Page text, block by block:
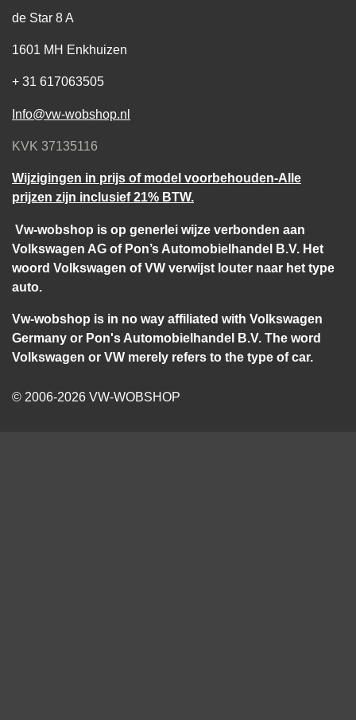
de Star 8 A
1601 MH Enkhuizen
+ 31 617063505
Info@vw-wobshop.nl
KVK 37135116
Wijzigingen in prijs of model voorbehouden-Alle
prijzen zijn inclusief 21% BTW.
Vw-wobshop is op generlei wijze verbonden aan
Volkswagen AG of Pon’s Automobielhandel B.V. Het
woord Volkswagen of VW verwijst louter naar het type
auto.
Vw-wobshop is in no way affiliated with Volkswagen
Germany or Pon's Automobielhandel B.V. The word
Volkswagen or VW merely refers to the type of car.
© 2006-2026 VW-WOBSHOP